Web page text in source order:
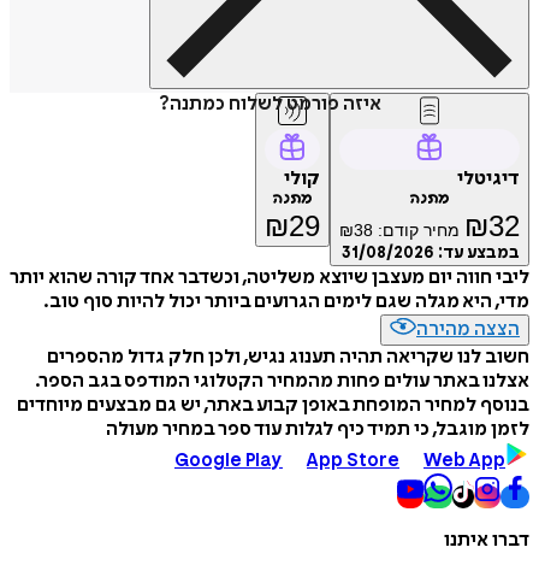
איזה פורמט לשלוח כמתנה?
₪ מחיר קודם: ₪38
עד:31/08/2026
₪ 29
חווה יום מעצבן שיוצא משליטה, וכשדבר אחד קורה שהוא יותר
מגלה שגם לימים הגרועים ביותר יכול להיות סוף טוב.
מהירה
לנו שקריאה תהיה תענוג נגיש, ולכן חלק גדול מהספרים
באתר עולים פחות מהמחיר הקטלוגי המודפס בגב הספר.
למחיר המופחת באופן קבוע באתר, יש גם מבצעים מיוחדים
מוגבל, כי תמיד כיף לגלות עוד ספר במחיר מעולה
Google Play
App Store Web